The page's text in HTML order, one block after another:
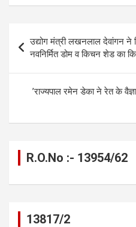
ce
b
o
o
k
se
n
g
er
at
A
p
p
navigation
उद्योग मंत्री लखनलाल देवांगन ने
नवनिर्मित डोम व किचन शेड का
’राज्यपाल रमेन डेका ने रेत के
R.O.No :- 13954/62
13817/2